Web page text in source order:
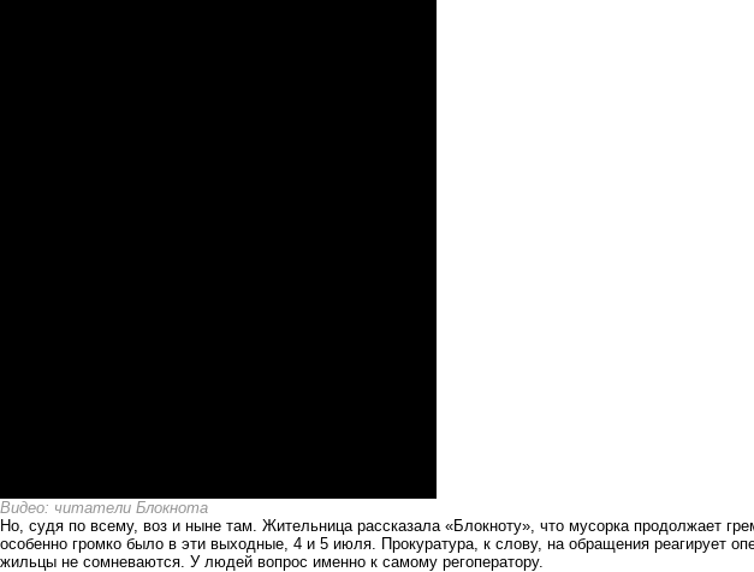
Видео: читатели Блокнота
Но, судя по всему, воз и ныне там. Жительница рассказала «Блокноту», что мусорка продолжает
особенно громко было в эти выходные, 4 и 5 июля. Прокуратура, к слову, на обращения реагирует
жильцы не сомневаются. У людей вопрос именно к самому регоператору.